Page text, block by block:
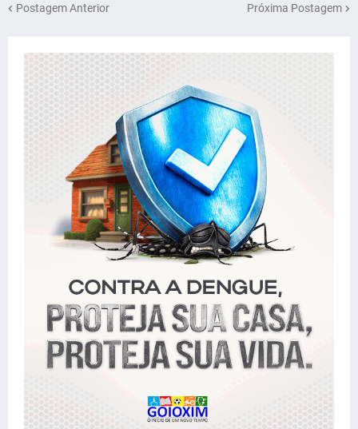
Postagem Anterior Próxima Postagem